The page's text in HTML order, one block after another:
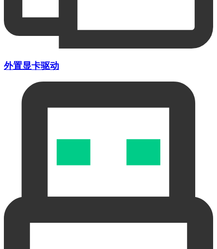
外置显卡驱动